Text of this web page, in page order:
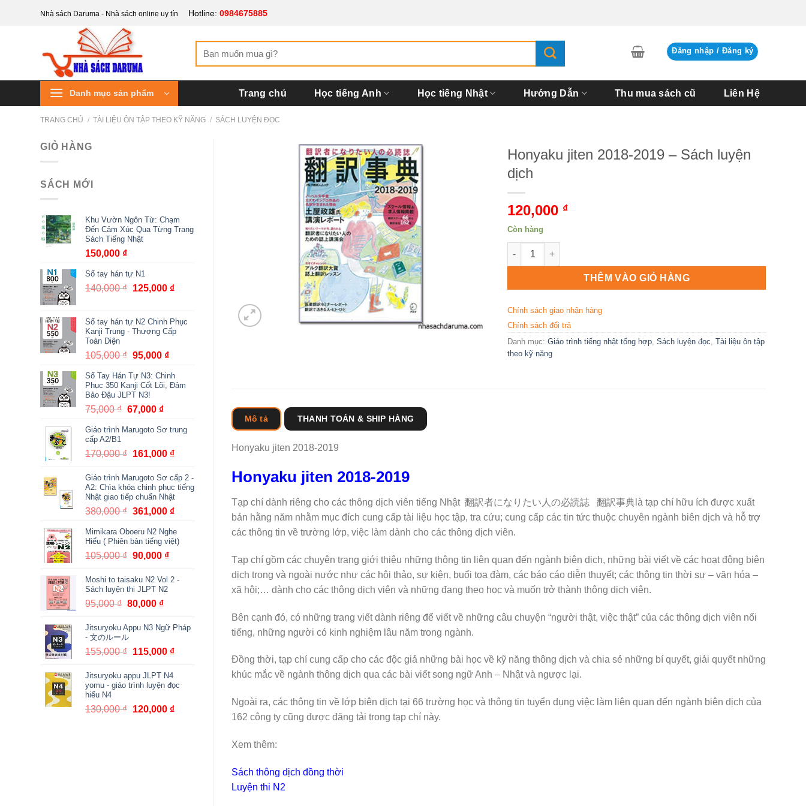
Nhà sách Daruma - Nhà sách online uy tín Hotline: 0984675885
kiếm:
Đăng nhập / Đăng ký
Danh mục sản phẩm Trang chủ Học tiếng Anh Học tiếng Nhật Hướng Dẫn Thu mua sách cũ Liên Hệ
TRANG CHỦ / TÀI LIỆU ÔN TẬP THEO KỸ NĂNG / SÁCH LUYỆN ĐỌC
GIỎ HÀNG
SÁCH MỚI
Khu Vườn Ngôn Từ: Chạm
Đến Cảm Xúc Qua Từng Trang
Sách Tiếng Nhật
150,000 ₫
Sổ tay hán tự N1
140,000₫ Giá
140,000 ₫.
125,000 ₫Giá
là:
Sổ tay hán tự N2 Chinh Phục
Kanji Trung - Thượng Cấp
Toàn Diện
105,000₫ Giá
là:
105,000 ₫.
95,000 ₫Giá
tại
Sổ Tay Hán Tự N3: Chinh
Phục 350 Kanji Cốt Lõi, Đảm
Bảo Đậu JLPT N3!
75,000₫ Giá
là:
67,000 ₫Giá
tại
67,000 ₫.
Giáo trình Marugoto Sơ trung
cấp A2/B1
170,000₫ Giá
là:
170,000 ₫.
161,000 ₫Giá
tại
là:
Giáo trình Marugoto Sơ cấp 2 -
A2: Chìa khóa chinh phục tiếng
Nhật giao tiếp chuẩn Nhật
380,000₫ Giá
là:
380,000 ₫.
361,000 ₫Giá
tại
là:
Mimikara Oboeru N2 Nghe
Hiểu ( Phiên bản tiếng việt)
105,000₫ Giá
là:
105,000 ₫.
90,000 ₫Giá
tại
Moshi to taisaku N2 Vol 2 -
Sách luyện thi JLPT N2
95,000₫ Giá
là:
95,000 ₫.
80,000 ₫Giá
tại
80,000 ₫.
Jitsuryoku Appu N3 Ngữ Pháp
- 文のルール
155,000₫ Giá
là:
155,000 ₫.
115,000 ₫Giá
là:
Jitsuryoku appu JLPT N4
yomu - giáo trình luyện đọc
hiểu N4
130,000₫ Giá
120,000 ₫Giá
Honyaku jiten 2018-2019 – Sách luyện
dịch
120,000 ₫
Còn hàng
Honyaku jiten 2018-2019 - Sách luyện dịch số lượng
THÊM VÀO GIỎ HÀNG
Chính sách giao nhận hàng
Chính sách đổi trả
Danh mục:Giáo trình tiếng nhật tổng hợp ,Sách luyện đọc ,Tài liệu ôn tập
theo kỹ năng
Mô tả THANH TOÁN & SHIP HÀNG
Honyaku jiten 2018-2019
Honyaku jiten 2018-2019
Tạp chí dành riêng cho các thông dịch viên tiếng Nhật 翻訳者になりたい人の必読誌 翻訳事典là tạp chí hữu ích được xuất
bản hằng năm nhằm mục đích cung cấp tài liệu học tập, tra cứu; cung cấp các tin tức thuộc chuyên ngành biên dịch và hỗ trợ
các thông tin về trường lớp, việc làm dành cho các thông dịch viên.
Tạp chí gồm các chuyên trang giới thiệu những thông tin liên quan đến ngành biên dịch, những bài viết về các hoạt động biên
dịch trong và ngoài nước như các hội thảo, sự kiện, buổi tọa đàm, các báo cáo diễn thuyết; các thông tin thời sự – văn hóa –
xã hội;… dành cho các thông dịch viên và những đang theo học và muốn trở thành thông dịch viên.
Bên cạnh đó, có những trang viết dành riêng để viết về những câu chuyện “người thật, việc thật” của các thông dịch viên nổi
tiếng, những người có kinh nghiệm lâu năm trong ngành.
Đồng thời, tạp chí cung cấp cho các độc giả những bài học về kỹ năng thông dịch và chia sẻ những bí quyết, giải quyết những
khúc mắc về ngành thông dịch qua các bài viết song ngữ Anh – Nhật và ngược lại.
Ngoài ra, các thông tin về lớp biên dịch tại 66 trường học và thông tin tuyển dụng việc làm liên quan đến ngành biên dịch của
162 công ty cũng được đăng tải trong tạp chí này.
Xem thêm:
Sách thông dịch đồng thời
Luyện thi N2